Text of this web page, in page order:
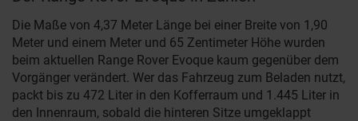
Die Maße von 4,37 Meter Länge bei einer Breite von 1,90
Meter und einem Meter und 65 Zentimeter Höhe wurden
beim aktuellen Range Rover Evoque kaum gegenüber dem
Vorgänger verändert. Wer das Fahrzeug zum Beladen nutzt,
packt bis zu 472 Liter in den Kofferraum und 1.445 Liter in
den Innenraum, sobald die hinteren Sitze umgeklappt